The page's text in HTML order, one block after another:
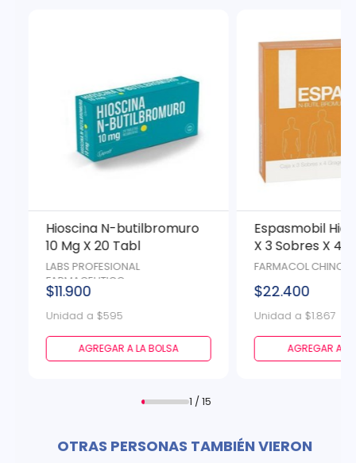
Hioscina N-butilbromuro
10 Mg X 20 Tabl
LABS PROFESIONAL
FARMACEUTICO
$11.900
Unidad a $595
AGREGAR A LA BOLSA
Espasmobil
X 3 Sobres X 4
FARMACOL
$22.400
Unidad a $1.867
AGREGAR A
1 / 15
OTRAS PERSONAS TAMBIÉN VIERON